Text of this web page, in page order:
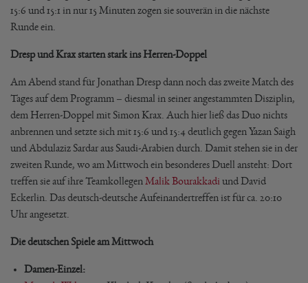
15:6 und 15:1 in nur 15 Minuten zogen sie souverän in die nächste
Runde ein.
Dresp und Krax starten stark ins Herren-Doppel
Am Abend stand für Jonathan Dresp dann noch das zweite Match des
Tages auf dem Programm – diesmal in seiner angestammten Disziplin,
dem Herren-Doppel mit Simon Krax. Auch hier ließ das Duo nichts
anbrennen und setzte sich mit 15:6 und 15:4 deutlich gegen Yazan Saigh
und Abdulaziz Sardar aus Saudi-Arabien durch. Damit stehen sie in der
zweiten Runde, wo am Mittwoch ein besonderes Duell ansteht: Dort
treffen sie auf ihre Teamkollegen Malik Bourakkadi und David
Eckerlin. Das deutsch-deutsche Aufeinandertreffen ist für ca. 20:10
Uhr angesetzt.
Die deutschen Spiele am Mittwoch
Damen-Einzel: